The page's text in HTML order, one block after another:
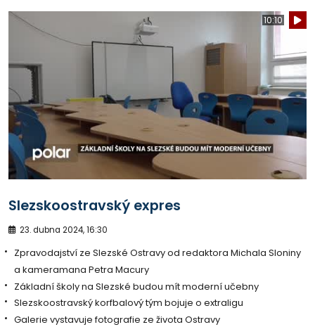
10:10
Slezskoostravský expres
23. dubna 2024, 16:30
Zpravodajství ze Slezské Ostravy od redaktora Michala Sloniny
a kameramana Petra Macury
Základní školy na Slezské budou mít moderní učebny
Slezskoostravský korfbalový tým bojuje o extraligu
Galerie vystavuje fotografie ze života Ostravy